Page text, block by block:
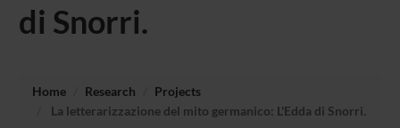
di Snorri.
Home Research
Projects
La letterarizzazione del mito germanico: L'Edda di Snorri.